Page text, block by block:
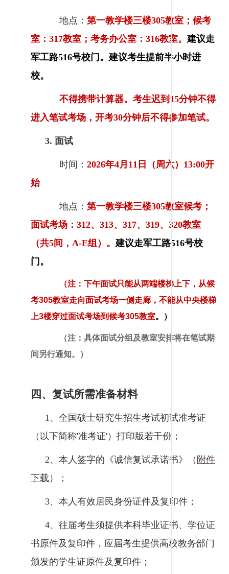
地点： 第一教学楼三楼305教室；候考
室：317教室；考务办公室：316教室。 建议走
军工路516号校门。 建议考生提前半小时进
校。
不得携带计算器。 考生迟到15分钟不得
进入笔试考场，开考30分钟后不得参加笔试。
3. 面试
时间： 2026年4月11日（周六）13:00开
始
地点： 第一教学楼三楼305教室候考；
面试考场：312、313、317、319、320教室
（共5间，A-E组）。 建议走军工路516号校
门。
（注：下午面试只能从两端楼梯上下，从候
考305教室走向面试考场一侧走廊，不能从中央楼梯
上3楼穿过面试考场到候考305教室。）
（注：具体面试分组及教室安排将在笔试期
间另行通知。）
四、复试所需准备材料
1、全国硕士研究生招生考试初试准考证
（以下简称'准考证'）打印版若干份；
2、本人签字的《诚信复试承诺书》（ 附件
下载 ）；
3、本人有效居民身份证件及复印件；
4、往届考生须提供本科毕业证书、学位证
书原件及复印件，应届考生提供高校教务部门
颁发的学生证原件及复印件；